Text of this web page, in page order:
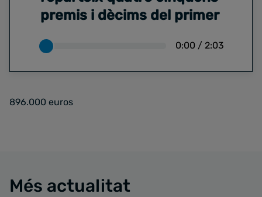
premis i dècims del primer
0:00 / 2:03
896.000 euros
Més actualitat